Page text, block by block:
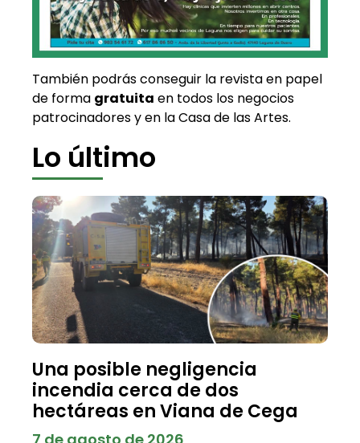
También podrás conseguir la revista en papel
de forma gratuita en todos los negocios
patrocinadores y en la Casa de las Artes.
Lo último
Una posible negligencia
incendia cerca de dos
hectáreas en Viana de Cega